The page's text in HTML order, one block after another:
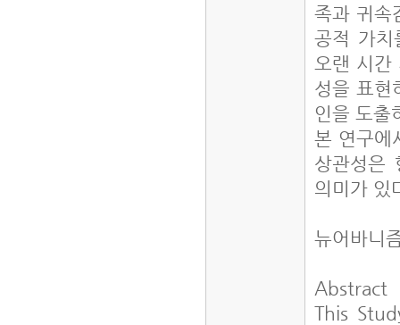
족과 귀속
공적 가치
오랜 시간
성을 표현
인을 도출
본 연구에
상관성은
의미가 있
뉴어바니
Abstract
This